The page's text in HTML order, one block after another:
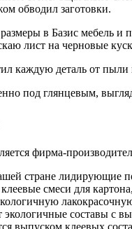
обводил заготовки.
в Базис мебель и
лист на черновые
каждую деталь от
под глянцевым,
фирма-
стране лидирующие
клеевые смеси для
составы с
выпуском клеевых